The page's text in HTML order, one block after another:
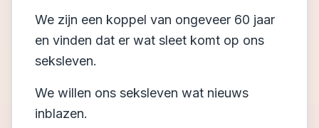
We zijn een koppel van ongeveer 60 jaar
en vinden dat er wat sleet komt op ons
seksleven.
We willen ons seksleven wat nieuws
inblazen.